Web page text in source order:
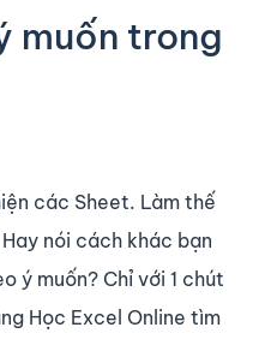
muốn trong
các Sheet. Làm thế
nói cách khác bạn
ý muốn? Chỉ với 1 chút
Học Excel Online tìm